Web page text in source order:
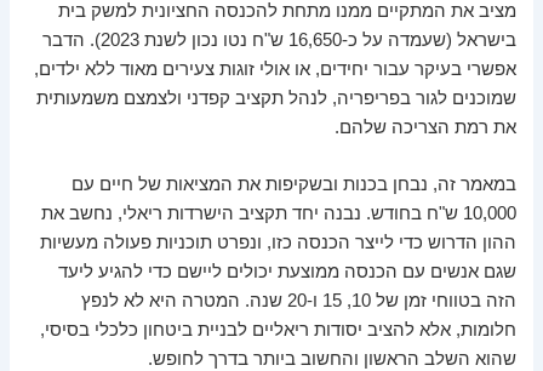
מציב את המתקיים ממנו מתחת להכנסה החציונית למשק בית
בישראל (שעמדה על כ-16,650 ש"ח נטו נכון לשנת 2023). הדבר
אפשרי בעיקר עבור יחידים, או אולי זוגות צעירים מאוד ללא ילדים,
שמוכנים לגור בפריפריה, לנהל תקציב קפדני ולצמצם משמעותית
את רמת הצריכה שלהם.
במאמר זה, נבחן בכנות ובשקיפות את המציאות של חיים עם
10,000 ש"ח בחודש. נבנה יחד תקציב הישרדות ריאלי, נחשב את
ההון הדרוש כדי לייצר הכנסה כזו, ונפרט תוכניות פעולה מעשיות
שגם אנשים עם הכנסה ממוצעת יכולים ליישם כדי להגיע ליעד
הזה בטווחי זמן של 10, 15 ו-20 שנה. המטרה היא לא לנפץ
חלומות, אלא להציב יסודות ריאליים לבניית ביטחון כלכלי בסיסי,
שהוא השלב הראשון והחשוב ביותר בדרך לחופש.